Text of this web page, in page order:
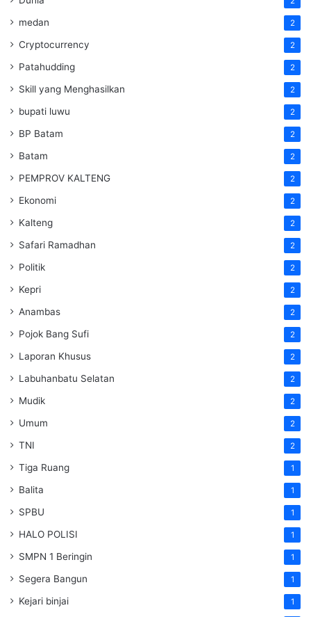
medan 2
Cryptocurrency 2
Patahudding 2
Skill yang Menghasilkan 2
bupati luwu 2
BP Batam 2
Batam 2
PEMPROV KALTENG 2
Ekonomi 2
Kalteng 2
Safari Ramadhan 2
Politik 2
Kepri 2
Anambas 2
Pojok Bang Sufi 2
Laporan Khusus 2
Labuhanbatu Selatan 2
Mudik 2
Umum 2
TNI 2
Tiga Ruang 1
Balita 1
SPBU 1
HALO POLISI 1
SMPN 1 Beringin 1
Segera Bangun 1
Kejari binjai 1